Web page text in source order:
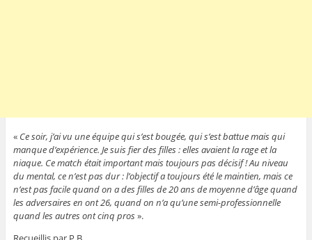
« Ce soir, j’ai vu une équipe qui s’est bougée, qui s’est battue mais qui
manque d’expérience. Je suis fier des filles : elles avaient la rage et la
niaque. Ce match était important mais toujours pas décisif ! Au niveau
du mental, ce n’est pas dur : l’objectif a toujours été le maintien, mais ce
n’est pas facile quand on a des filles de 20 ans de moyenne d’âge quand
les adversaires en ont 26, quand on n’a qu’une semi-professionnelle
quand les autres ont cinq pros».